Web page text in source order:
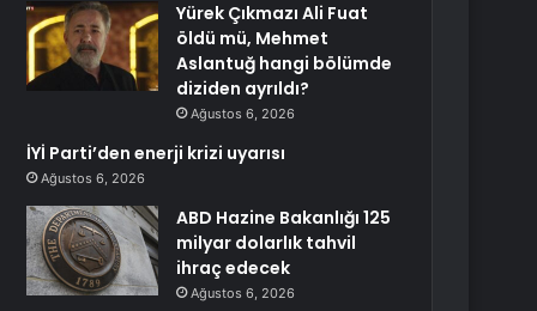
Yürek Çıkmazı Ali Fuat
öldü mü, Mehmet
Aslantuğ hangi bölümde
diziden ayrıldı?
Ağustos 6, 2026
İYİ Parti’den enerji krizi uyarısı
Ağustos 6, 2026
ABD Hazine Bakanlığı 125
milyar dolarlık tahvil
ihraç edecek
Ağustos 6, 2026